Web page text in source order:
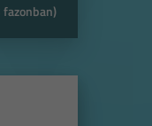
fazonban)